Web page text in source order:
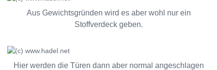
Aus Gewichtsgründen wird es aber wohl nur ein
Stoffverdeck geben.
Hier werden die Türen dann aber normal angeschlagen